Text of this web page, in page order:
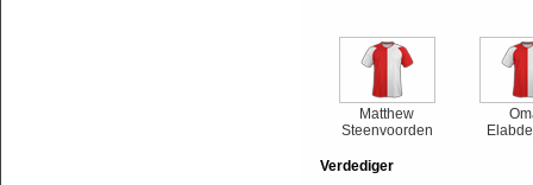
Matthew
Steenvoorden
Verdediger